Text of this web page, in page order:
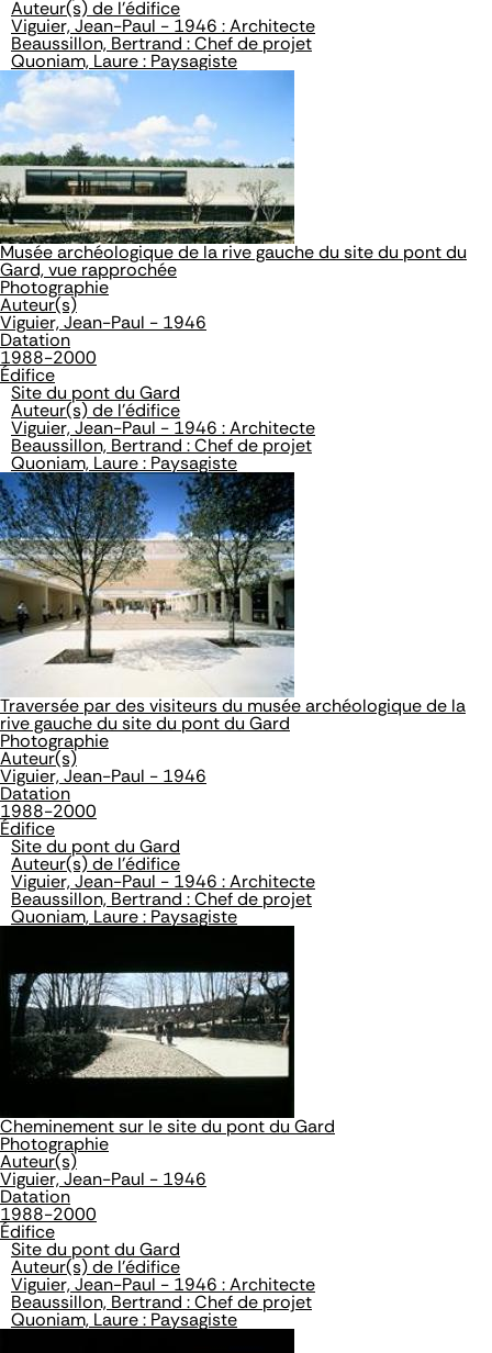
Auteur(s) de l'édifice
Viguier, Jean-Paul - 1946 : Architecte
Beaussillon, Bertrand : Chef de projet
Quoniam, Laure : Paysagiste
Musée archéologique de la rive gauche du site du pont du
Gard, vue rapprochée
Photographie
Auteur(s)
Viguier, Jean-Paul - 1946
Datation
1988-2000
Édifice
Site du pont du Gard
Auteur(s) de l'édifice
Viguier, Jean-Paul - 1946 : Architecte
Beaussillon, Bertrand : Chef de projet
Quoniam, Laure : Paysagiste
Traversée par des visiteurs du musée archéologique de la
rive gauche du site du pont du Gard
Photographie
Auteur(s)
Viguier, Jean-Paul - 1946
Datation
1988-2000
Édifice
Site du pont du Gard
Auteur(s) de l'édifice
Viguier, Jean-Paul - 1946 : Architecte
Beaussillon, Bertrand : Chef de projet
Quoniam, Laure : Paysagiste
Cheminement sur le site du pont du Gard
Photographie
Auteur(s)
Viguier, Jean-Paul - 1946
Datation
1988-2000
Édifice
Site du pont du Gard
Auteur(s) de l'édifice
Viguier, Jean-Paul - 1946 : Architecte
Beaussillon, Bertrand : Chef de projet
Quoniam, Laure : Paysagiste